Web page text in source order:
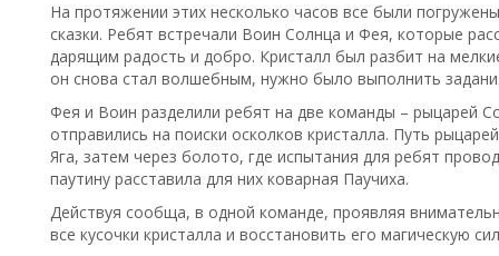
На протяжении этих несколько часов все были
сказки. Ребят встречали Воин Солнца и Фея, которые
дарящим радость и добро. Кристалл был разбит на
он снова стал волшебным, нужно было выполнить
Фея и Воин разделили ребят на две команды – рыцарей
отправились на поиски осколков кристалла. Путь
Яга, затем через болото, где испытания для ребят
паутину расставила для них коварная Паучиха.
Действуя сообща, в одной команде, проявляя
все кусочки кристалла и восстановить его магическую